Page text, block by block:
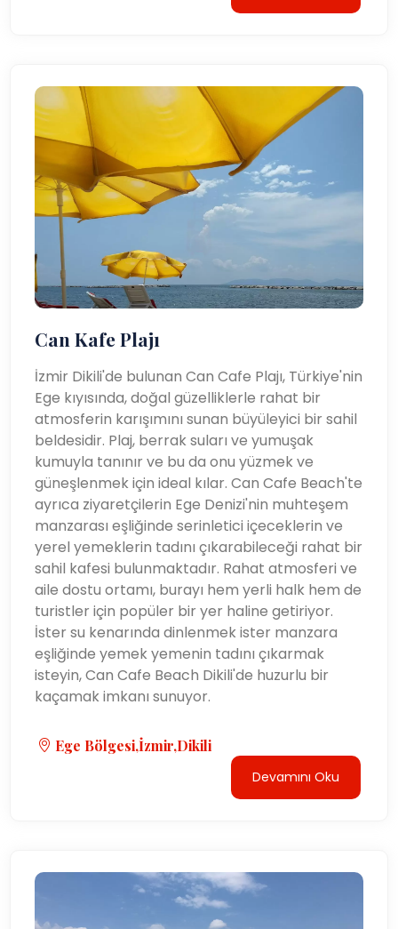
Can Kafe Plajı
İzmir Dikili'de bulunan Can Cafe Plajı, Türkiye'nin
Ege kıyısında, doğal güzelliklerle rahat bir
atmosferin karışımını sunan büyüleyici bir sahil
beldesidir. Plaj, berrak suları ve yumuşak
kumuyla tanınır ve bu da onu yüzmek ve
güneşlenmek için ideal kılar. Can Cafe Beach'te
ayrıca ziyaretçilerin Ege Denizi'nin muhteşem
manzarası eşliğinde serinletici içeceklerin ve
yerel yemeklerin tadını çıkarabileceği rahat bir
sahil kafesi bulunmaktadır. Rahat atmosferi ve
aile dostu ortamı, burayı hem yerli halk hem de
turistler için popüler bir yer haline getiriyor.
İster su kenarında dinlenmek ister manzara
eşliğinde yemek yemenin tadını çıkarmak
isteyin, Can Cafe Beach Dikili'de huzurlu bir
kaçamak imkanı sunuyor.
Ege Bölgesi,İzmir,Dikili
Devamını Oku